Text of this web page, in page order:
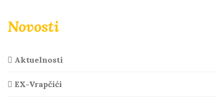
Novosti
Aktuelnosti
EX-Vrapčići